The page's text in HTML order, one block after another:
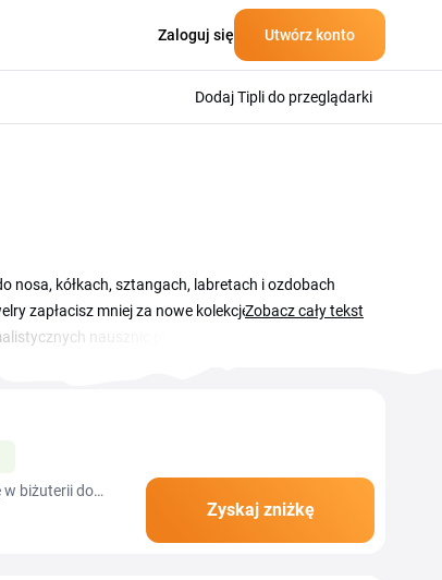
Zaloguj się Utwórz konto
Dodaj Tipli do przeglądarki
nosa, kółkach, sztangach, labretach i ozdobach
zapłacisz mniej za nowe kolekcje, a katalog co
nausznic po ozdobne kolczyki z
Zobacz cały tekst
w biżuterii do
Zyskaj zniżkę